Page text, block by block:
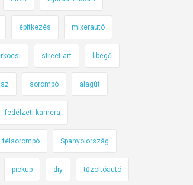
építkezés mixerautó
street art libegő
sorompó alagút
fedélzeti kamera
félsorompó Spanyolország
pickup diy tűzoltóautó